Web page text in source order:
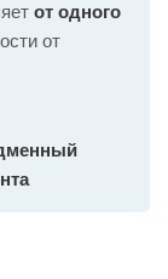
от одного
от